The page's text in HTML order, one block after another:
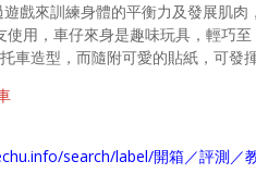
戲來訓練身體的平衡力及發展肌肉
使用，車仔來身是趣味玩具，輕巧
車造型，而隨附可愛的貼紙，可發
search/label/開箱／評測／